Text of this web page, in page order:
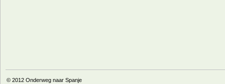
© 2012 Onderweg naar Spanje